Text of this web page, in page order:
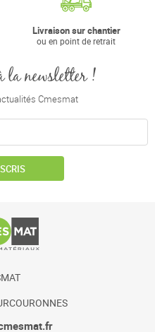
Livraison sur chantier
ou en point de retrait
la newsletter !
Cmesmat